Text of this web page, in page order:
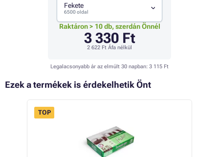
Fekete
6500 oldal
Raktáron > 10 db, szerdán Önnél
3 330 Ft
2 622 Ft Áfa nélkül
Legalacsonyabb ár az elmúlt 30 napban: 3 115 Ft
Ezek a termékek is érdekelhetik Önt
TOP